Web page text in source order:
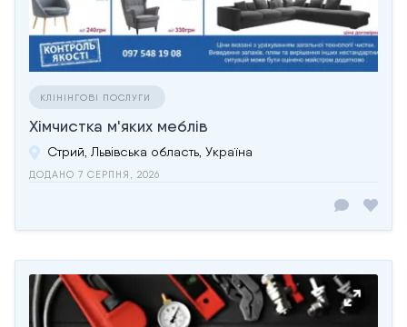
КЛІНІНГОВІ ПОСЛУГИ
Хімчистка м'яких меблів
Стрий, Львівська область, Україна
ДОДАНО 7 СЕРПНЯ, 2026